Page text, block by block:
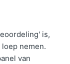
is,
nemen.
van